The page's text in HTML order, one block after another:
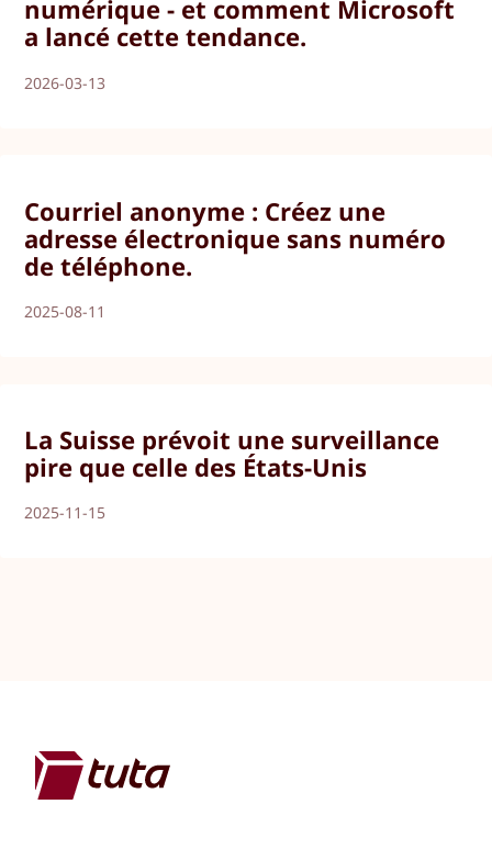
numérique - et comment Microsoft
a lancé cette tendance.
2026-03-13
Courriel anonyme : Créez une
adresse électronique sans numéro
de téléphone.
2025-08-11
La Suisse prévoit une surveillance
pire que celle des États-Unis
2025-11-15